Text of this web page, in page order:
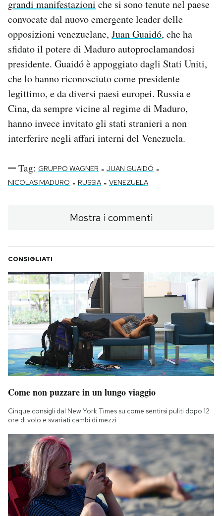
grandi manifestazioni che si sono tenute nel paese
convocate dal nuovo emergente leader delle
opposizioni venezuelane, Juan Guaidó, che ha
sfidato il potere di Maduro autoproclamandosi
presidente. Guaidó è appoggiato dagli Stati Uniti,
che lo hanno riconosciuto come presidente
legittimo, e da diversi paesi europei. Russia e
Cina, da sempre vicine al regime di Maduro,
hanno invece invitato gli stati stranieri a non
interferire negli affari interni del Venezuela.
Tag: GRUPPO WAGNER - JUAN GUAIDÓ -
NICOLAS MADURO - RUSSIA - VENEZUELA
Mostra i commenti
CONSIGLIATI
Come non puzzare in un lungo viaggio
Cinque consigli dal New York Times su come sentirsi puliti dopo 12
ore di volo e svariati cambi di mezzi